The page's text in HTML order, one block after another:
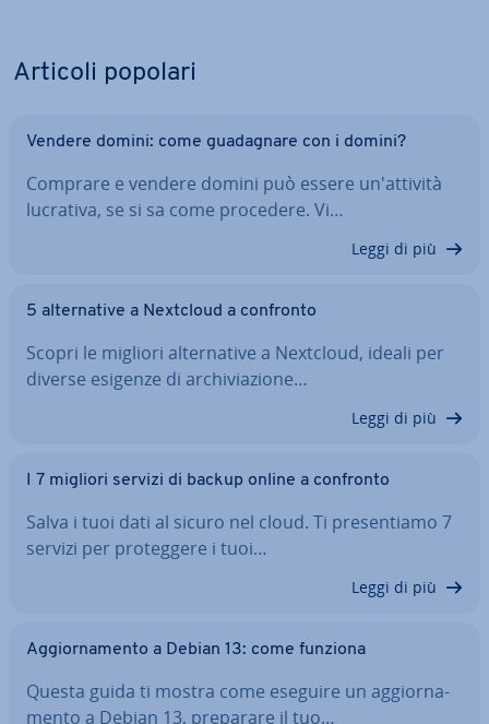
Articoli popolari
Vendere domini: come gua­da­gna­re con i domini?
Comprare e vendere domini può essere un'at­ti­vi­tà
lucrativa, se si sa come procedere. Vi…
Leggi di più
5 al­ter­na­ti­ve a Nextcloud a confronto
Scopri le migliori al­ter­na­ti­ve a Nextcloud, ideali per
diverse esigenze di ar­chi­via­zio­ne…
Leggi di più
I 7 migliori servizi di backup online a confronto
Salva i tuoi dati al sicuro nel cloud. Ti pre­sen­tia­mo 7
servizi per pro­teg­ge­re i tuoi…
Leggi di più
Ag­gior­na­men­to a Debian 13: come funziona
Questa guida ti mostra come eseguire un ag­gior­na­
men­to a Debian 13, preparare il tuo…